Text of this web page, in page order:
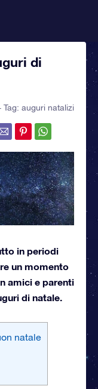
di
Tag: auguri natalizi
in periodi
un momento
amici e parenti
di natale.
natale